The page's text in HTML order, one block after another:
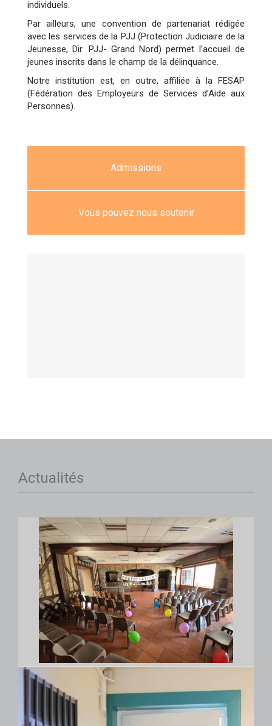
individuels.
Par ailleurs, une convention de partenariat rédigée
avec les services de la PJJ (Protection Judiciaire de la
Jeunesse, Dir. PJJ- Grand Nord) permet l’accueil de
jeunes inscrits dans le champ de la délinquance.
Notre institution est, en outre, affiliée à la FESAP
(Fédération des Employeurs de Services d’Aide aux
Personnes).
Admissions
Vous pouvez nous soutenir
Actualités